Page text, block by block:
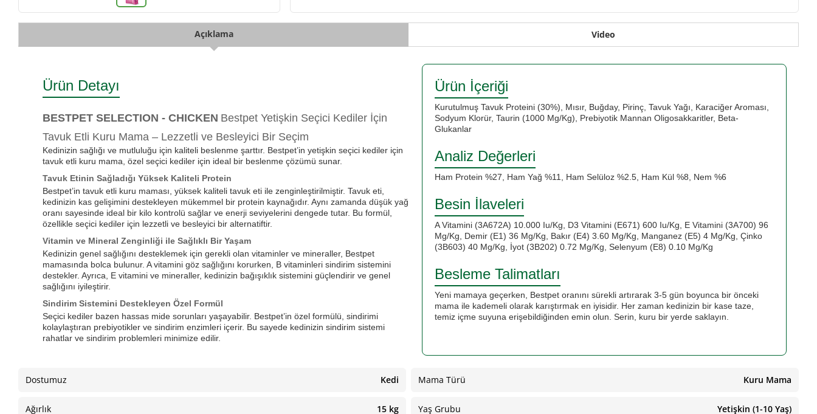
Açıklama Video
Ürün Detayı
BESTPET SELECTION - CHICKEN Bestpet Yetişkin Seçici Kediler İçin
Tavuk Etli Kuru Mama – Lezzetli ve Besleyici Bir Seçim
Kedinizin sağlığı ve mutluluğu için kaliteli beslenme şarttır. Bestpet’in yetişkin seçici kediler için
tavuk etli kuru mama, özel seçici kediler için ideal bir beslenme çözümü sunar.
Tavuk Etinin Sağladığı Yüksek Kaliteli Protein
Bestpet’in tavuk etli kuru maması, yüksek kaliteli tavuk eti ile zenginleştirilmiştir. Tavuk eti,
kedinizin kas gelişimini destekleyen mükemmel bir protein kaynağıdır. Aynı zamanda düşük yağ
oranı sayesinde ideal bir kilo kontrolü sağlar ve enerji seviyelerini dengede tutar. Bu formül,
özellikle seçici kediler için lezzetli ve besleyici bir alternatiftir.
Vitamin ve Mineral Zenginliği ile Sağlıklı Bir Yaşam
Kedinizin genel sağlığını desteklemek için gerekli olan vitaminler ve mineraller, Bestpet
mamasında bolca bulunur. A vitamini göz sağlığını korurken, B vitaminleri sindirim sistemini
destekler. Ayrıca, E vitamini ve mineraller, kedinizin bağışıklık sistemini güçlendirir ve genel
sağlığını iyileştirir.
Sindirim Sistemini Destekleyen Özel Formül
Seçici kediler bazen hassas mide sorunları yaşayabilir. Bestpet’in özel formülü, sindirimi
kolaylaştıran prebiyotikler ve sindirim enzimleri içerir. Bu sayede kedinizin sindirim sistemi
rahatlar ve sindirim problemleri minimize edilir.
Ürün İçeriği
Kurutulmuş Tavuk Proteini (30%), Mısır, Buğday, Pirinç, Tavuk Yağı, Karaciğer Aroması,
Sodyum Klorür, Taurin (1000 Mg/Kg), Prebiyotik Mannan Oligosakkaritler, Beta-
Glukanlar
Analiz Değerleri
Ham Protein %27, Ham Yağ %11, Ham Selüloz %2.5, Ham Kül %8, Nem %6
Besin İlaveleri
A Vitamini (3A672A) 10.000 Iu/Kg, D3 Vitamini (E671) 600 Iu/Kg, E Vitamini (3A700) 96
Mg/Kg, Demir (E1) 36 Mg/Kg, Bakır (E4) 3.60 Mg/Kg, Manganez (E5) 4 Mg/Kg, Çinko
(3B603) 40 Mg/Kg, İyot (3B202) 0.72 Mg/Kg, Selenyum (E8) 0.10 Mg/Kg
Besleme Talimatları
Yeni mamaya geçerken, Bestpet oranını sürekli artırarak 3-5 gün boyunca bir önceki
mama ile kademeli olarak karıştırmak en iyisidir. Her zaman kedinizin bir kase taze,
temiz içme suyuna erişebildiğinden emin olun. Serin, kuru bir yerde saklayın.
Dostumuz Kedi Mama Türü Kuru Mama
Ağırlık 15 kg Yaş Grubu Yetişkin (1-10 Yaş)